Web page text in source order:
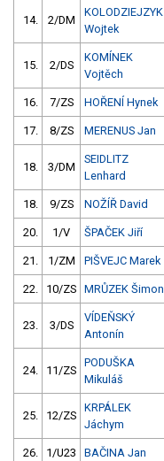
14. 2/DM
KOLODZIEJZYK
Wojtek
15. 2/DS
KOMÍNEK
Vojtěch
16. 7/ZS HOŘENÍ Hynek
17. 8/ZS MERENUS Jan
18. 3/DM
SEIDLITZ
Lenhard
18. 9/ZS NOŽÍŘ David
20. 1/V ŠPAČEK Jiří
21. 1/ZM PIŠVEJC Marek
22. 10/ZS MRŮZEK Šimon
23. 3/DS
VÍDEŇSKÝ
Antonín
24. 11/ZS
PODUŠKA
Mikuláš
25. 12/ZS
KRPÁLEK
Jáchym
26. 1/U23 BAČINA Jan